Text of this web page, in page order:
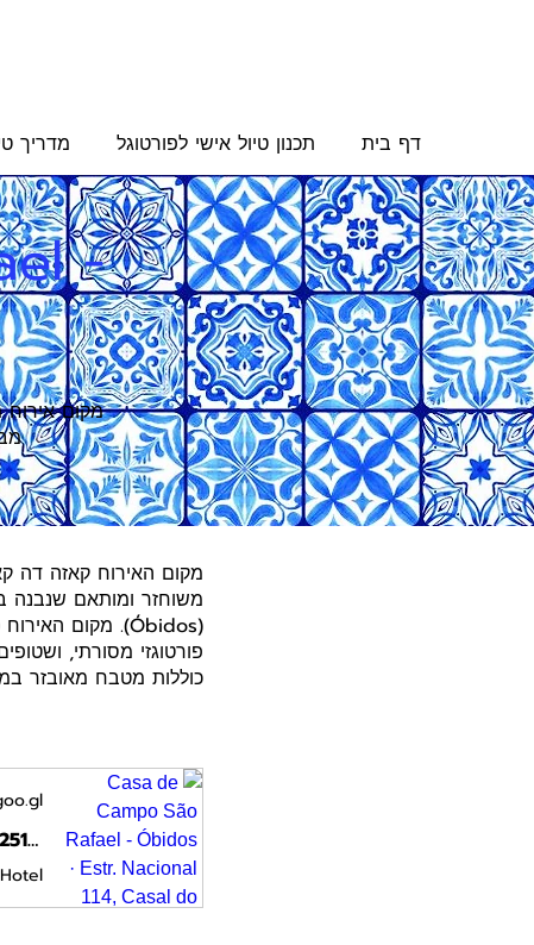
דף בית תכנון טיול אישי לפורטוגל מדריך
-
מקום אירוח
פורטוגזי מסורתי,
כוללות מטבח מאובזר
Casa de Campo São Rafael - Óbidos · Estr. Nacional 114, Casal do zambujeiro, 2510-216 Óbidos, Portugal